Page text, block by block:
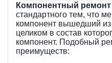
Компонентный ремонт
стандартного тем, что
компонент вышедший из
целиком в состав
компонент. Подобный
преимуществ: